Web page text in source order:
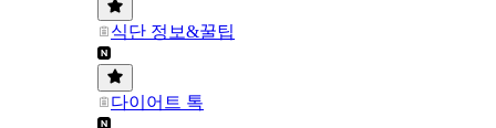
식단 정보&꿀팁
다이어트 톡